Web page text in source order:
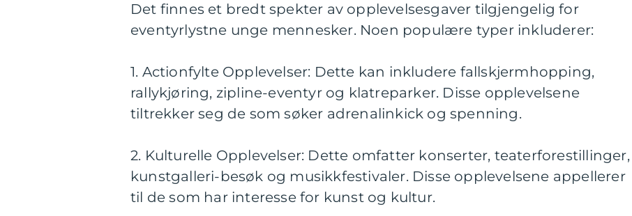
Det finnes et bredt spekter av opplevelsesgaver tilgjengelig for
eventyrlystne unge mennesker. Noen populære typer inkluderer:
1. Actionfylte Opplevelser: Dette kan inkludere fallskjermhopping,
rallykjøring, zipline-eventyr og klatreparker. Disse opplevelsene
tiltrekker seg de som søker adrenalinkick og spenning.
2. Kulturelle Opplevelser: Dette omfatter konserter, teaterforestillinger,
kunstgalleri-besøk og musikkfestivaler. Disse opplevelsene appellerer
til de som har interesse for kunst og kultur.